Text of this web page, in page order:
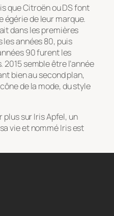
que Citroën ou DS font
égérie de leur marque.
dans les premières
les années 80, puis
90 furent les
semble être l’année
bien au second plan,
de la mode, du style
plus sur Iris Apfel, un
vie et nomméIrisest